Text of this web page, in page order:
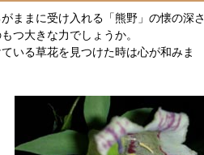
ままに受け入れる「熊野」の懐の深さ
つ大きな力でしょうか。
いる草花を見つけた時は心が和みま